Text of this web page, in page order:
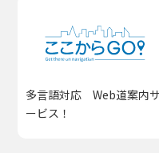
多言語対応 Web道案内サ
ービス！